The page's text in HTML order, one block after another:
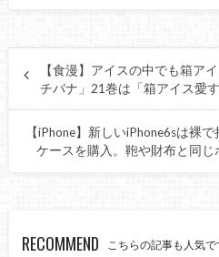
【食漫】アイスの中でも箱ア
チバナ」21巻は「箱アイス愛す
【iPhone】新しいiPhone6sは裸
ケースを購入。鞄や財布と同
RECOMMEND こちらの記事も人気で